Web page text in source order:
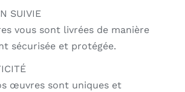
SUIVIE
vous sont livrées de manière
sécurisée et protégée.
œuvres sont uniques et